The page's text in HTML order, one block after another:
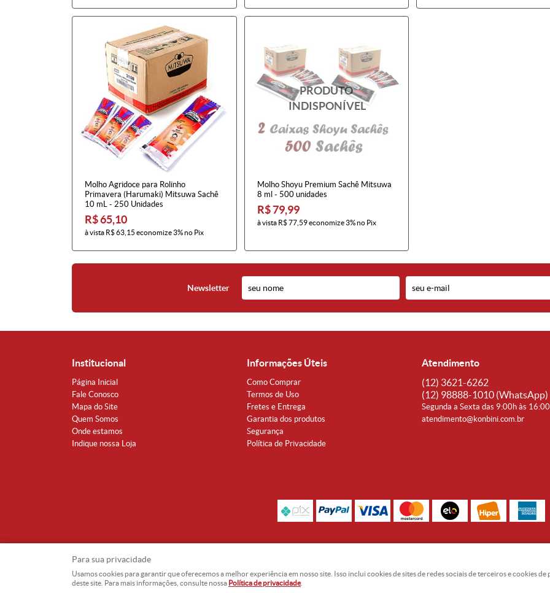
Molho Agridoce para Rolinho
Primavera (Harumaki) Mitsuwa Sachê
10 mL - 250 Unidades
R$ 65,10
à vista R$ 63,15 economize3%no Pix
Molho Shoyu Premium Sachê Mitsuwa
8 ml - 500 unidades
R$ 79,99
à vista R$ 77,59economize3%no Pix
Newsletter
Institucional
Página Inicial
Fale Conosco
Mapa do Site
Quem Somos
Onde estamos
Indique nossa Loja
Informações Úteis
Como Comprar
Termos de Uso
Fretes e Entrega
Garantia dos produtos
Segurança
Política de Privacidade
Atendimento
(12) 3621-6262
(12) 98888-1010 (WhatsApp)
Segunda a Sexta das 9:00h às
atendimento@konbini.com.br
Para sua privacidade
Usamos cookies para garantir que oferecemos a melhor experiência em nosso site. Isso inclui cookies de sites de redes sociais de terceiros e cookies
deste site. Para mais informações, consulte nossa Política de privacidade.